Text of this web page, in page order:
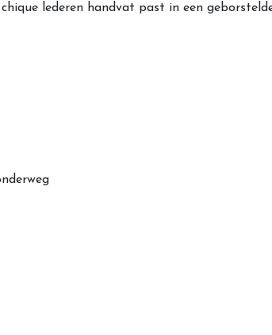
lederen handvat past in een